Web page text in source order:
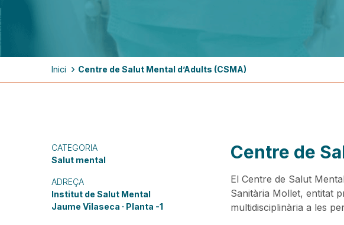
d'ariadna
Inici Centre de Salut Mental d’Adults (CSMA)
CATEGORIA
Salut mental
ADREÇA
Institut de Salut Mental
Jaume Vilaseca · Planta -1
Centre de
El Centre de Salut
Sanitària Mollet, entitat
multidisciplinària a les